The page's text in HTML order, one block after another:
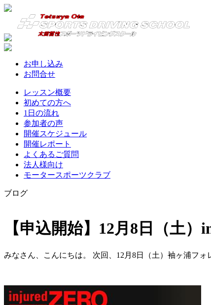
お申し込み
お問合せ
レッスン概要
初めての方へ
1日の流れ
参加者の声
開催スケジュール
開催レポート
よくあるご質問
法人様向け
モータースポーツクラブ
ブログ
【申込開始】12月8日（土
みなさん、こんにちは。 次回、12月8日（土）袖ヶ浦フ